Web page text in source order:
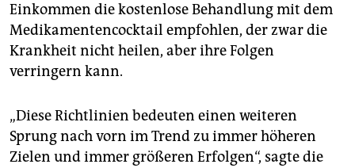
Einkommen die kostenlose Behandlung mit dem
Medikamentencocktail empfohlen, der zwar die
Krankheit nicht heilen, aber ihre Folgen
verringern kann.
„Diese Richtlinien bedeuten einen weiteren
Sprung nach vorn im Trend zu immer höheren
Zielen und immer größeren Erfolgen“, sagte die